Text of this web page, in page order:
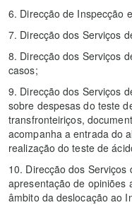
6. Direcção de Inspecção
7. Direcção dos Serviços
8. Direcção dos Serviços
casos;
9. Direcção dos Serviços
sobre despesas do teste
transfronteiriços,
acompanha a entrada do
realização do teste de
10. Direcção dos
apresentação de opiniões
âmbito da deslocação ao